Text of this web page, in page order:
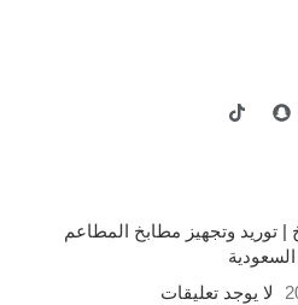
توريد وتجهيز مطابخ المطاعم
لا يوجد تعليقات